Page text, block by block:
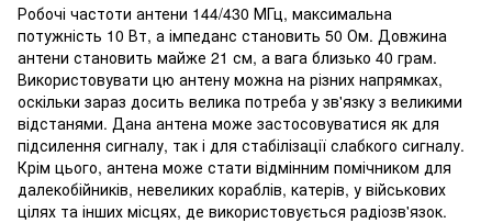
Робочі частоти антени 144/430 МГц, максимальна
потужність 10 Вт, а імпеданс становить 50 Ом. Довжина
антени становить майже 21 см, а вага близько 40 грам.
Використовувати цю антену можна на різних напрямках,
оскільки зараз досить велика потреба у зв'язку з великими
відстанями. Дана антена може застосовуватися як для
підсилення сигналу, так і для стабілізації слабкого сигналу.
Крім цього, антена може стати відмінним помічником для
далекобійників, невеликих кораблів, катерів, у військових
цілях та інших місцях, де використовується радіозв'язок.